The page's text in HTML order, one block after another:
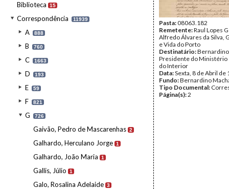
Biblioteca 15
Correspondência 11939
A 888
B 760
C 1663
D 193
E 59
F 821
G 726
Gaivão, Pedro de Mascarenhas 2
Galhardo, Herculano Jorge 1
Galhardo, João Maria 1
Gallis, Júlio 1
Galo, Rosalina Adelaide 3
Pasta:08063.182
Remetente:Raul Lopes
Alfredo Álvares da Silva,
e Vida do Porto
Destinatário:
Presidente do
do Interior
Data:Sexta, 8 de Abril de
Fundo:Bernardino
Tipo Documental:
Página(s):2